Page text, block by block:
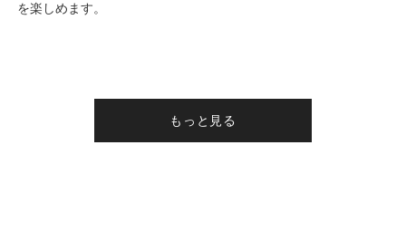
を楽しめます。